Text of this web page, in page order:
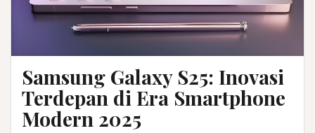
Samsung Galaxy S25: Inovasi
Terdepan di Era Smartphone
Modern 2025